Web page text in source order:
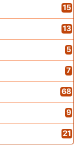
15
13
5
7
68
9
21